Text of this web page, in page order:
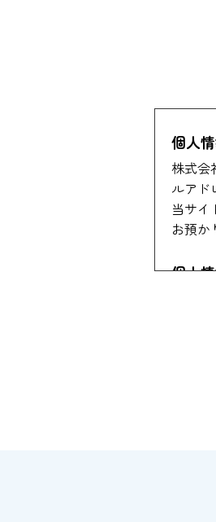
個人
株式会
ルアド
当サイ
お預か
個人
当社
また
この
当社